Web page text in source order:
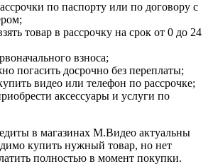
по паспорту или по договору с
товар в рассрочку на срок от 0 до 24
взноса;
погасить досрочно без переплаты;
видео или телефон по рассрочке;
аксессуары и услуги по
в магазинах М.Видео актуальны
купить нужный товар, но нет
полностью в момент покупки.